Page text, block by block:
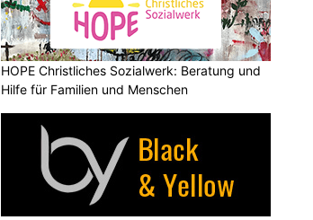
HOPE Christliches Sozialwerk: Beratung und
Hilfe für Familien und Menschen